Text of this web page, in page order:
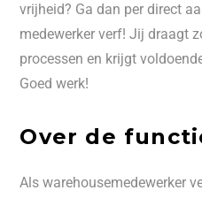
vrijheid? Ga dan per direct
medewerker verf! Jij draagt
processen en krijgt
Goed werk!
Over de
Als warehousemedewerker